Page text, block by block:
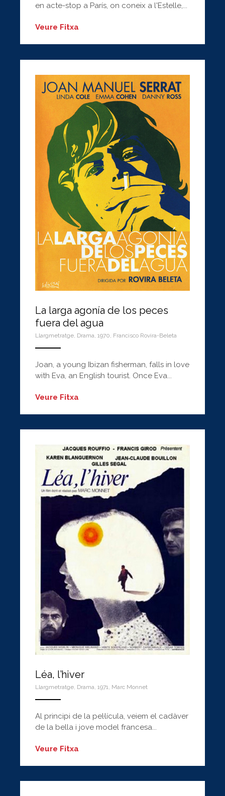
en acte-stop a París, on coneix a l'Estelle,...
Veure Fitxa
La larga agonía de los peces
fuera del agua
Llargmetratge, Drama, 1970, Francisco Rovira-Beleta
Joan, a young Ibizan fisherman, falls in love
with Eva, an English tourist. Once Eva...
Veure Fitxa
Léa, l’hiver
Llargmetratge Drama 1971 Marc Monnet
ANEMPTYTEXTLLINE
Al principi de la pel·lícula, veiem el cadàver
de la bella i jove model francesa...
Veure Fitxa